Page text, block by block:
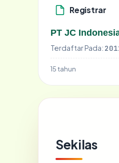
Registrar
PT JC
Terdaftar Pada:
15 tahun
Sekilas